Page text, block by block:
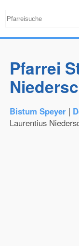
Pfarrei
Bistum Speyer |
Laurentius